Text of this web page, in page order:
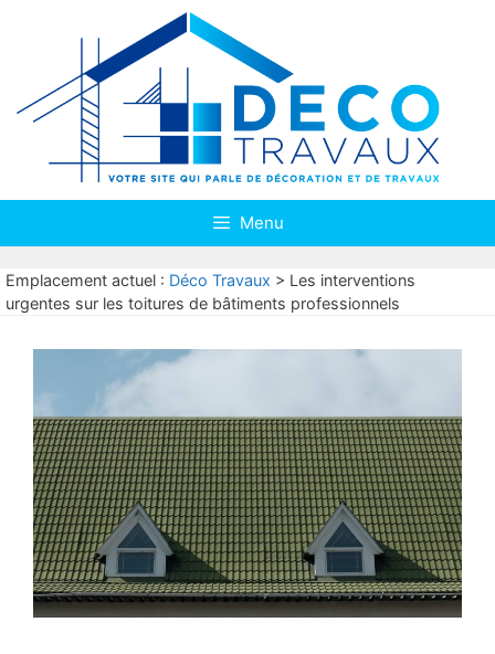
Menu
Emplacement actuel : Déco Travaux > Les interventions
urgentes sur les toitures de bâtiments professionnels